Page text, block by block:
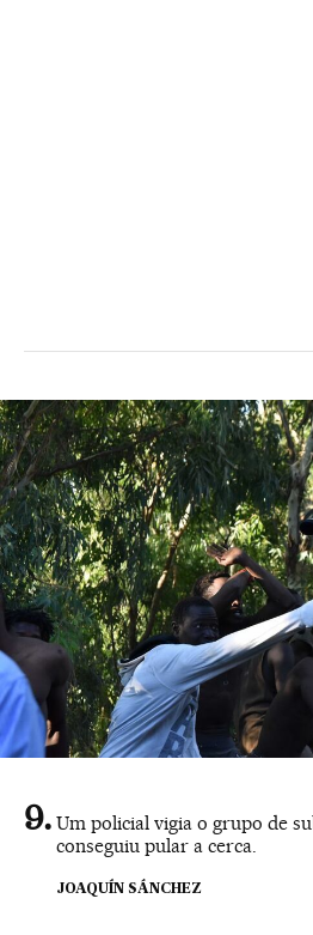
Um policial vigia o grupo de
conseguiu pular a cerca.
JOAQUÍN SÁNCHEZ